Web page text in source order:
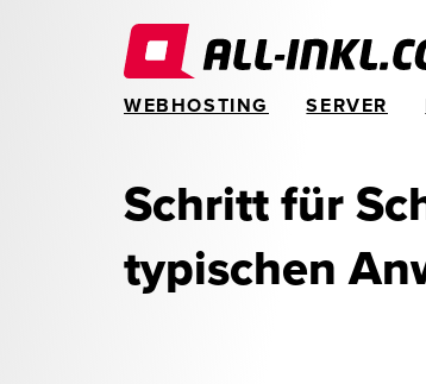
WEBHOSTING SERVER
Schritt für
typischen